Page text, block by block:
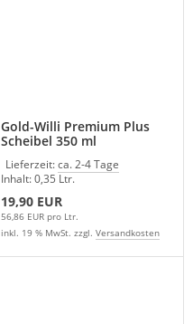
Gold-Willi Premium Plus
Scheibel 350 ml
Lieferzeit:ca. 2-4 Tage
Inhalt: 0,35 Ltr.
19,90 EUR
56,86 EUR pro Ltr.
inkl. 19 % MwSt. zzgl. Versandkosten